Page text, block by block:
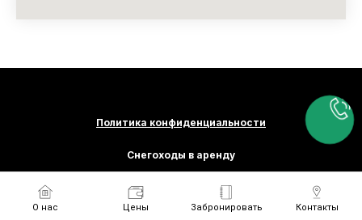
О нас Цены Забронировать Контакты
Политика конфиденциальности
Снегоходы в аренду